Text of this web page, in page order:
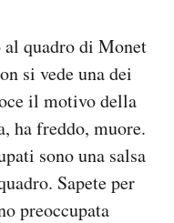
quadro di Monet
si vede una dei
il motivo della
ha freddo, muore.
sono una salsa
Sapete per
preoccupata